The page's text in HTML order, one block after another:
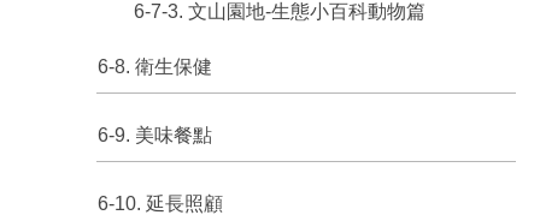
6-7-3. 文山園地-生態小百科動物篇
6-8. 衛生保健
6-9. 美味餐點
6-10. 延長照顧